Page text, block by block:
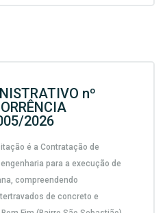
nº
2026
é a Contratação de
para a execução de
compreendendo
de concreto e